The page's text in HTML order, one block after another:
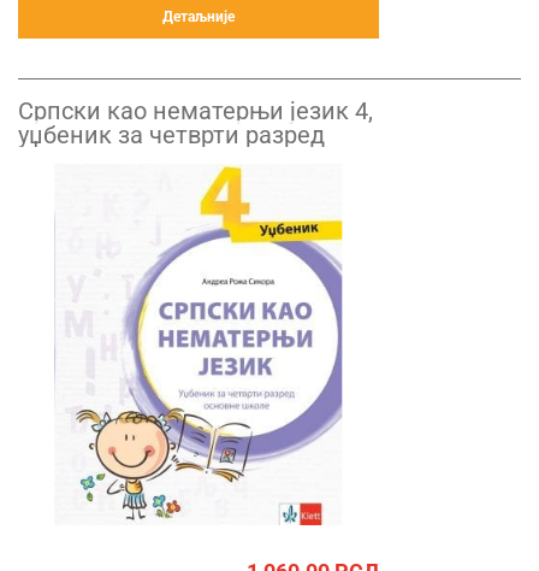
Детаљније
Српски као нематерњи језик 4,
уџбеник за четврти разред